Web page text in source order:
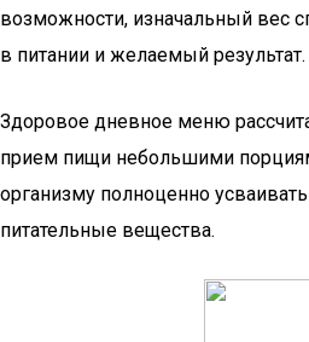
возможности, изначальный вес
в питании и желаемый результат.
Здоровое дневное меню
прием пищи небольшими
организму полноценно
питательные вещества.